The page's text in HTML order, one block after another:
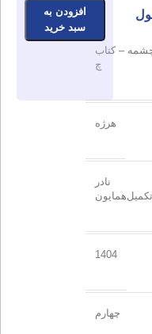
– کتاب
چ
هرژه
نادر
تکمیل‌همایون
1404
چهارم
افزودن به
سبد خرید